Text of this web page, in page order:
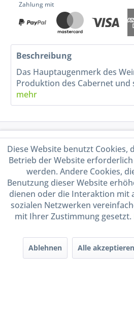
Zahlung mit
Beschreibung
Das Hauptaugenmerk des
Produktion des Cabernet und
mehr
Shop Service
Informationen
Handel mit BIO-
durch DE-ÖKO-009
Diese Website benutzt Cookies,
Betrieb der Website
werden. Andere Cookies,
Benutzung dieser Website
dienen oder die Interaktion mit
sozialen Netzwerken
mit Ihrer Zustimmung gesetzt.
Ablehnen Alle akzeptieren